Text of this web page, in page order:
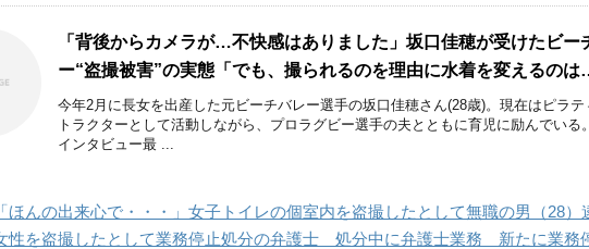
「背後からカメラが…不快感はありました」坂口佳穂が受けたビー
ー“盗撮被害”の実態「でも、撮られるのを理由に水着を変えるのは
今年2月に長女を出産した元ビーチバレー選手の坂口佳穂さん(28歳)。現在はピラテ
トラクターとして活動しながら、プロラグビー選手の夫とともに育児に励んでいる
インタビュー最 ...
「ほんの出来心で・・・」女子トイレの個室内を盗撮したとして無職の男（28）
性を盗撮したとして業務停止処分の弁護士 処分中に弁護士業務 新たに業務